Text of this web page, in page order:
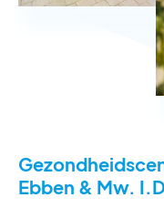
Ebben & Mw.